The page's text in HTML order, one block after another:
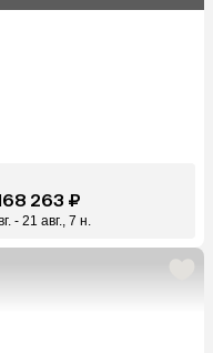
263 ₽
- 21 авг., 7 н.